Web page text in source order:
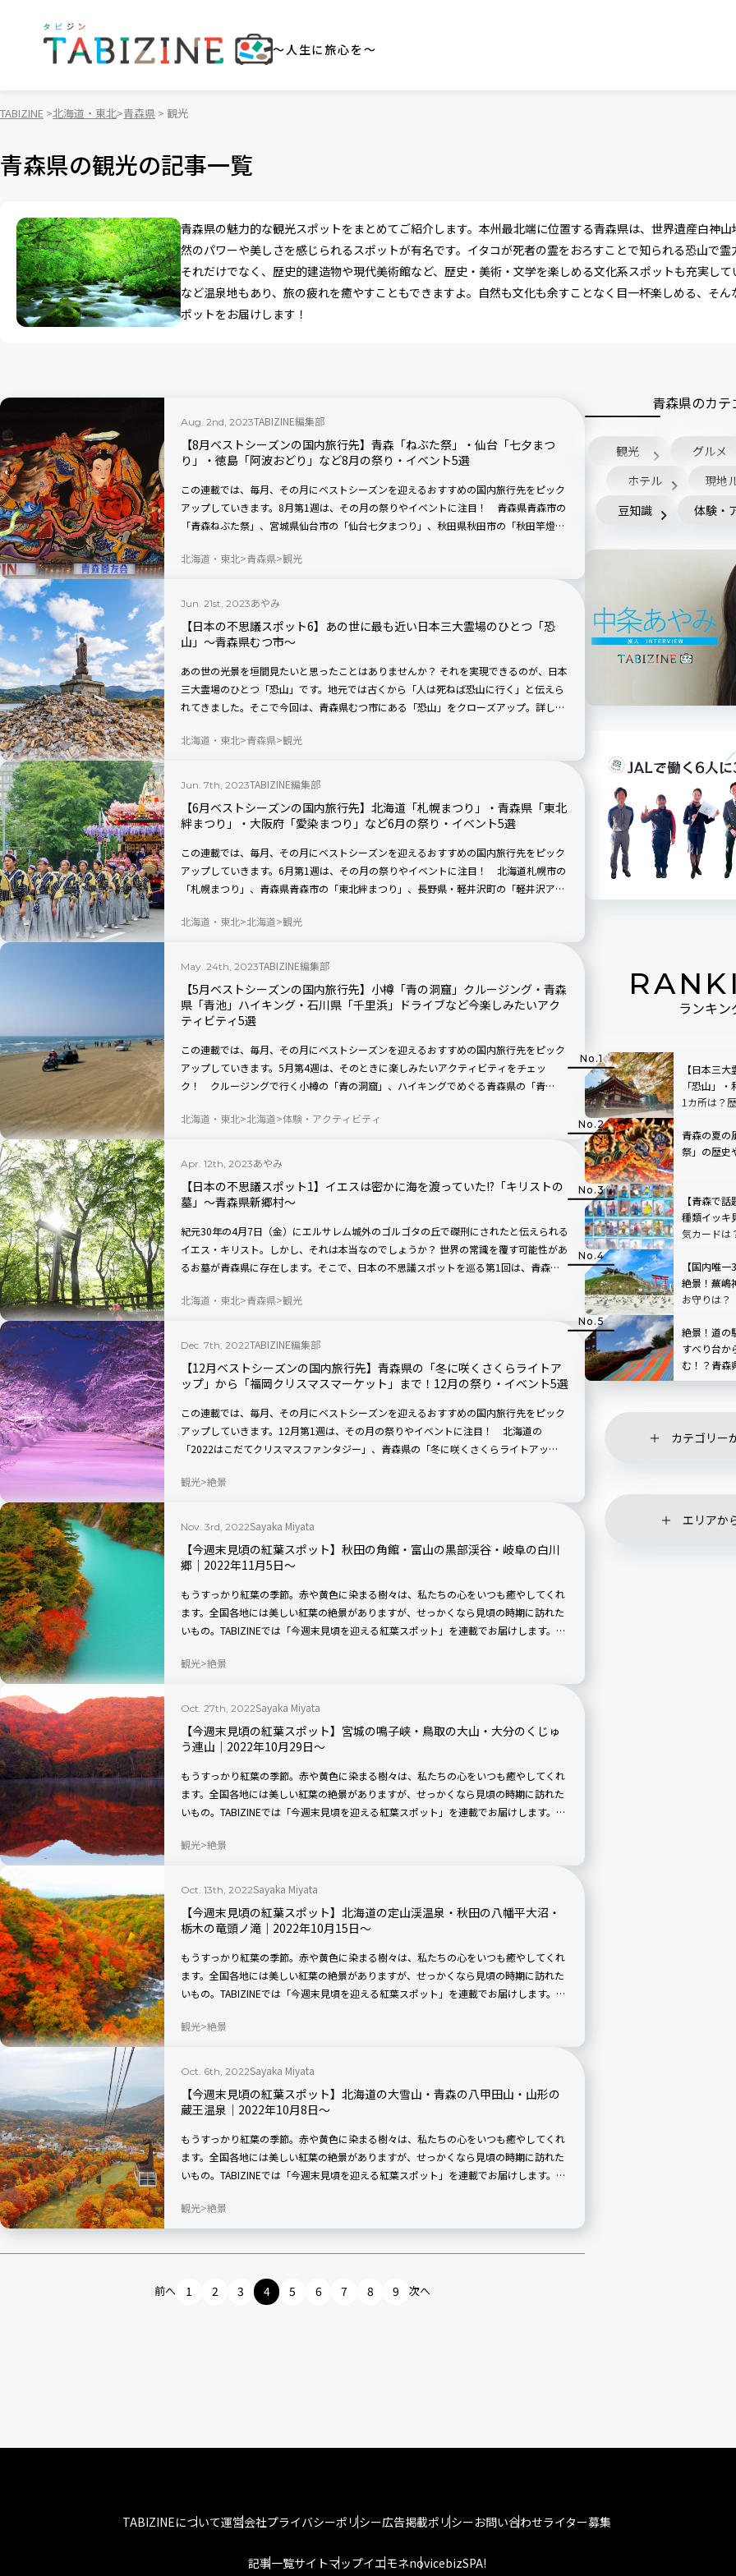
～人生に旅心を～
TABIZINE 北海道・東北 青森県 観光
青森県の観光の記事一覧
青森県の魅力的な観光スポットをまとめてご紹介します。本州最北端に位置する青森県は、世界遺産白神
然のパワーや美しさを感じられるスポットが有名です。イタコが死者の霊をおろすことで知られる恐山で
それだけでなく、歴史的建造物や現代美術館など、歴史・美術・文学を楽しめる文化系スポットも充実し
など温泉地もあり、旅の疲れを癒やすこともできますよ。自然も文化も余すことなく目一杯楽しめる、そ
ポットをお届けします！
Aug. 2nd, 2023TABIZINE編集部
【8月ベストシーズンの国内旅行先】青森「ねぶた祭」・仙台「七夕まつ
り」・徳島「阿波おどり」など8月の祭り・イベント5選
この連載では、毎月、その月にベストシーズンを迎えるおすすめの国内旅行先をピック
アップしていきます。8月第1週は、その月の祭りやイベントに注目！ 青森県青森市の
「青森ねぶた祭」、宮城県仙台市の「仙台七夕まつり」、秋田県秋田市の「秋田竿燈ま
す。
北海道・東北 青森県 観光
Jun. 21st, 2023あやみ
【日本の不思議スポット6】あの世に最も近い日本三大霊場のひとつ「恐
山」〜青森県むつ市〜
あの世の光景を垣間見たいと思ったことはありませんか？ それを実現できるのが、日本
三大霊場のひとつ「恐山」です。地元では古くから「人は死ねば恐山に行く」と伝えら
れてきました。そこで今回は、青森県むつ市にある「恐山」をクローズアップ。詳しく
北海道・東北 青森県 観光
Jun. 7th, 2023TABIZINE編集部
【6月ベストシーズンの国内旅行先】北海道「札幌まつり」・青森県「東北
絆まつり」・大阪府「愛染まつり」など6月の祭り・イベント5選
この連載では、毎月、その月にベストシーズンを迎えるおすすめの国内旅行先をピック
アップしていきます。6月第1週は、その月の祭りやイベントに注目！ 北海道札幌市の
「札幌まつり」、青森県青森市の「東北絆まつり」、長野県・軽井沢町の「軽井沢アン
祭・後宮祭」を紹介します。
北海道・東北 北海道 観光
May. 24th, 2023TABIZINE編集部
【5月ベストシーズンの国内旅行先】小樽「青の洞窟」クルージング・青森
県「青池」ハイキング・石川県「千里浜」ドライブなど今楽しみたいアク
ティビティ5選
この連載では、毎月、その月にベストシーズンを迎えるおすすめの国内旅行先をピック
アップしていきます。5月第4週は、そのときに楽しみたいアクティビティをチェッ
ク！ クルージングで行く小樽の「青の洞窟」、ハイキングでめぐる青森県の「青
島」、日本最小のホタルを観賞できる「石垣島」の5カ所を紹介します。
北海道・東北 北海道 体験・アクティビティ
Apr. 12th, 2023あやみ
【日本の不思議スポット1】イエスは密かに海を渡っていた!?「キリストの
墓」〜青森県新郷村〜
紀元30年の4月7日（金）にエルサレム城外のゴルゴタの丘で磔刑にされたと伝えられる
イエス・キリスト。しかし、それは本当なのでしょうか？ 世界の常識を覆す可能性があ
るお墓が青森県に存在します。そこで、日本の不思議スポットを巡る第1回は、青森県
北海道・東北 青森県 観光
Dec. 7th, 2022TABIZINE編集部
【12月ベストシーズンの国内旅行先】青森県の「冬に咲くさくらライトア
ップ」から「福岡クリスマスマーケット」まで！12月の祭り・イベント5選
この連載では、毎月、その月にベストシーズンを迎えるおすすめの国内旅行先をピック
アップしていきます。12月第1週は、その月の祭りやイベントに注目！ 北海道の
「2022はこだてクリスマスファンタジー」、青森県の「冬に咲くさくらライトアッ
2022」、福岡県の「福岡クリスマスマーケット」を紹介します。
観光 絶景
Nov. 3rd, 2022Sayaka Miyata
【今週末見頃の紅葉スポット】秋田の角館・富山の黒部渓谷・岐阜の白川
郷｜2022年11月5日〜
もうすっかり紅葉の季節。赤や黄色に染まる樹々は、私たちの心をいつも癒やしてくれ
ます。全国各地には美しい紅葉の絶景がありますが、せっかくなら見頃の時期に訪れた
いもの。TABIZINEでは「今週末見頃を迎える紅葉スポット」を連載でお届けします。日
観光 絶景
Oct. 27th, 2022Sayaka Miyata
【今週末見頃の紅葉スポット】宮城の鳴子峡・鳥取の大山・大分のくじゅ
う連山｜2022年10月29日〜
もうすっかり紅葉の季節。赤や黄色に染まる樹々は、私たちの心をいつも癒やしてくれ
ます。全国各地には美しい紅葉の絶景がありますが、せっかくなら見頃の時期に訪れた
いもの。TABIZINEでは「今週末見頃を迎える紅葉スポット」を連載でお届けします。日
観光 絶景
Oct. 13th, 2022Sayaka Miyata
【今週末見頃の紅葉スポット】北海道の定山渓温泉・秋田の八幡平大沼・
栃木の竜頭ノ滝｜2022年10月15日〜
もうすっかり紅葉の季節。赤や黄色に染まる樹々は、私たちの心をいつも癒やしてくれ
ます。全国各地には美しい紅葉の絶景がありますが、せっかくなら見頃の時期に訪れた
いもの。TABIZINEでは「今週末見頃を迎える紅葉スポット」を連載でお届けします。日
観光 絶景
Oct. 6th, 2022Sayaka Miyata
【今週末見頃の紅葉スポット】北海道の大雪山・青森の八甲田山・山形の
蔵王温泉｜2022年10月8日〜
もうすっかり紅葉の季節。赤や黄色に染まる樹々は、私たちの心をいつも癒やしてくれ
ます。全国各地には美しい紅葉の絶景がありますが、せっかくなら見頃の時期に訪れた
いもの。TABIZINEでは「今週末見頃を迎える紅葉スポット」を連載でお届けします。日
観光 絶景
前へ 1 2 3 4 5 6 7 8 9 次へ
青森県のカテ
観光
グルメ
ホテル
現地
豆知識
体験・
ランキン
【日本三
「恐山」
1カ所は？
青森の夏の
祭」の歴史
【青森で
種類イッキ
気カードは
【国内唯
絶景！蕪嶋
お守りは？
絶景！道の
すべり台か
む！？青森
原トーサム
カテゴリー
エリアか
TABIZINEについて運営会社プライバシーポリシー広告掲載ポリシーお問い合わせライター募集
記事一覧サイトマップイエモネnovicebizSPA!